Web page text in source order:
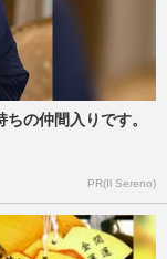
の仲間入りです。
PR(Il Sereno)